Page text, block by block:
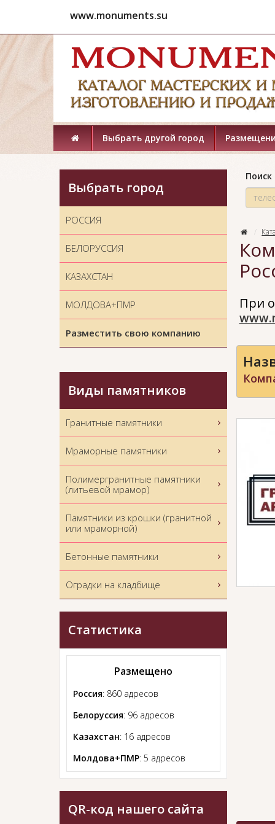
www.monuments.su
Выбрать другой город
Поиск
При
Выбрать город
РОССИЯ
БЕЛОРУССИЯ
КАЗАХСТАН
МОЛДОВА+ПМР
Разместить свою компанию
Виды памятников
Гранитные памятники
Мраморные памятники
Полимергранитные памятники
(литьевой мрамор)
Памятники из крошки (гранитной
или мраморной)
Бетонные памятники
Оградки на кладбище
Статистика
Размещено
Россия: 860 адресов
Белоруссия: 96 адресов
Казахстан: 16 адресов
Молдова+ПМР: 5 адресов
QR-код нашего сайта